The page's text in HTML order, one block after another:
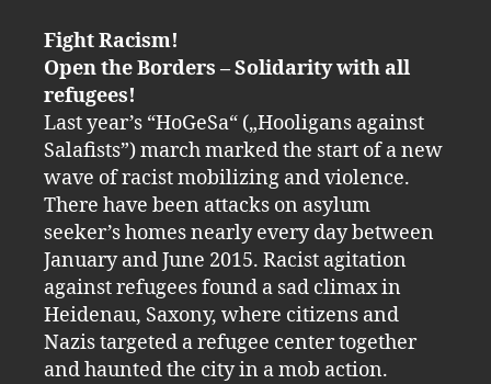
Fight Racism!
Open the Borders – Solidarity with all
refugees!
Last year’s “HoGeSa“ („Hooligans against
Salafists”) march marked the start of a new
wave of racist mobilizing and violence.
There have been attacks on asylum
seeker’s homes nearly every day between
January and June 2015. Racist agitation
against refugees found a sad climax in
Heidenau, Saxony, where citizens and
Nazis targeted a refugee center together
and haunted the city in a mob action.